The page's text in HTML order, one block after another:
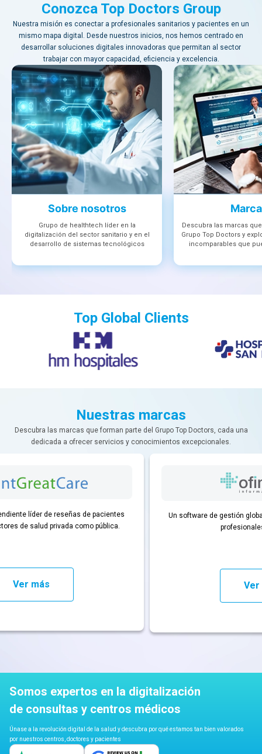
Conozca Top Doctors Group
Nuestra misión es conectar a profesionales sanitarios y pacientes en un
mismo mapa digital. Desde nuestros inicios, nos hemos centrado en
desarrollar soluciones digitales innovadoras que permitan al sector
trabajar con mayor capacidad, eficiencia y excelencia.
Sobre nosotros
Grupo de healthtech líder en la
digitalización del sector sanitario y en el
desarrollo de sistemas tecnológicos
Descubra las marcas
Grupo Top Doctors y
incomparables que
Top Global Clients
Nuestras marcas
Descubra las marcas que forman parte del Grupo Top Doctors, cada una
dedicada a ofrecer servicios y conocimientos excepcionales.
de pacientes
como pública.
Un software de gestión global de consultas
profesionales de la salud.
Somos expertos en la digitalización
de consultas y centros médicos
Únase a la revolución digital de la salud y descubra por qué estamos tan bien valorados
por nuestros centros, doctores y pacientes